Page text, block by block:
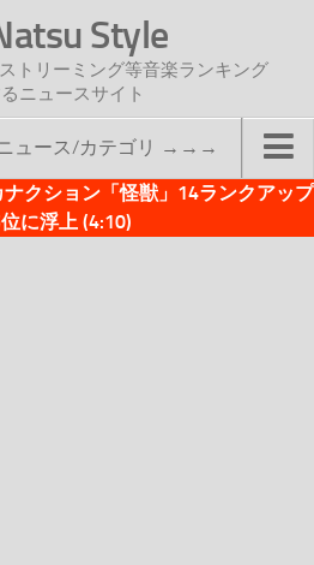
Style
トリーミング等音楽ランキング
ニュースサイト
ュース/カテゴリ →→→
ナクション「怪獣」14ランクアップ
に浮上 (4:10)